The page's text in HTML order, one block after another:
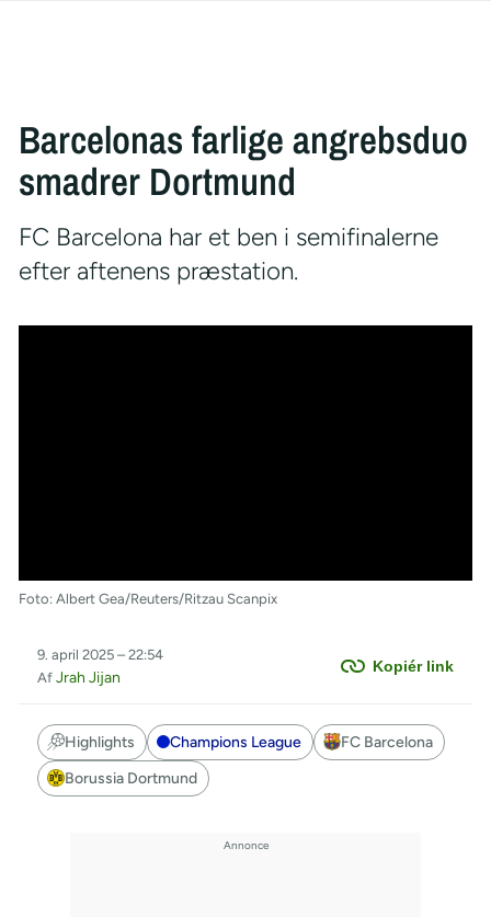
Barcelonas farlige angrebsduo
smadrer Dortmund
FC Barcelona har et ben i semifinalerne
efter aftenens præstation.
Foto: Albert Gea/Reuters/Ritzau Scanpix
Kopiér link
9. april 2025 – 22:54
Af Jrah Jijan
Highlights Champions League
FC Barcelona
Borussia Dortmund